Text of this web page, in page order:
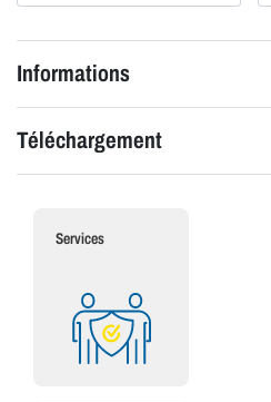
Informations
Téléchargement
Services